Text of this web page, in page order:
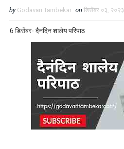
by Godavari Tambekar on डिसेंबर ०३, २०२३
6 डिसेंबर- दैनंदिन शालेय परिपाठ